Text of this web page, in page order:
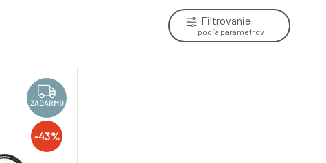
Filtrovanie
podľa parametrov
ZADARMO
-43%